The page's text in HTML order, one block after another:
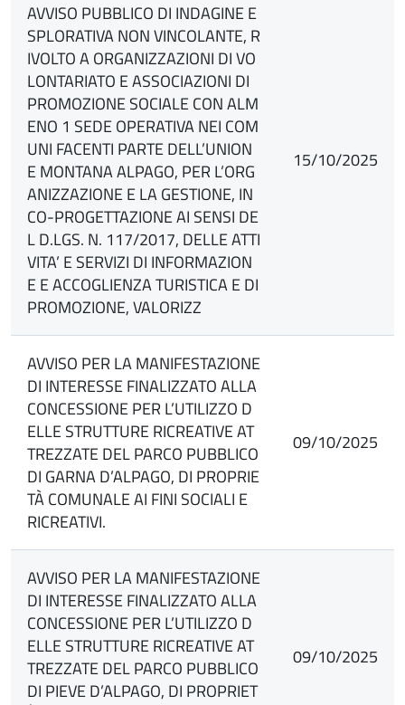
AVVISO PUBBLICO DI INDAGINE E
SPLORATIVA NON VINCOLANTE, R
IVOLTO A ORGANIZZAZIONI DI VO
LONTARIATO E ASSOCIAZIONI DI
PROMOZIONE SOCIALE CON ALM
ENO 1 SEDE OPERATIVA NEI COM
UNI FACENTI PARTE DELL’UNION
E MONTANA ALPAGO, PER L’ORG
ANIZZAZIONE E LA GESTIONE, IN
CO-PROGETTAZIONE AI SENSI DE
L D.LGS. N. 117/2017, DELLE ATTI
VITA’ E SERVIZI DI INFORMAZION
E E ACCOGLIENZA TURISTICA E DI
PROMOZIONE, VALORIZZ
15/10/2025
AVVISO PER LA MANIFESTAZIONE
DI INTERESSE FINALIZZATO ALLA
CONCESSIONE PER L’UTILIZZO D
ELLE STRUTTURE RICREATIVE AT
TREZZATE DEL PARCO PUBBLICO
DI GARNA D’ALPAGO, DI PROPRIE
TÀ COMUNALE AI FINI SOCIALI E
RICREATIVI.
09/10/2025
AVVISO PER LA MANIFESTAZIONE
DI INTERESSE FINALIZZATO ALLA
CONCESSIONE PER L’UTILIZZO D
ELLE STRUTTURE RICREATIVE AT
TREZZATE DEL PARCO PUBBLICO
DI PIEVE D’ALPAGO, DI PROPRIET
09/10/2025